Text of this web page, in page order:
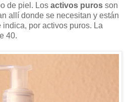
de piel. Los activos puros son
allí donde se necesitan y están
por activos puros. La
40.